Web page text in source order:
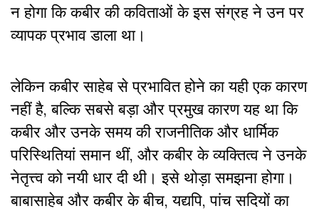
न होगा कि कबीर की कविताओं के इस संग्रह ने उन पर
व्यापक प्रभाव डाला था।
लेकिन कबीर साहेब से प्रभावित होने का यही एक कारण
नहीं है, बल्कि सबसे बड़ा और प्रमुख कारण यह था कि
कबीर और उनके समय की राजनीतिक और धार्मिक
परिस्थितियां समान थीं, और कबीर के व्यक्तित्व ने उनके
नेतृत्त्व को नयी धार दी थी। इसे थोड़ा समझना होगा।
बाबासाहेब और कबीर के बीच, यद्यपि, पांच सदियों का